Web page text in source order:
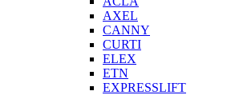
AXEL
CANNY
CURTI
ELEX
ETN
EXPRESSLIFT